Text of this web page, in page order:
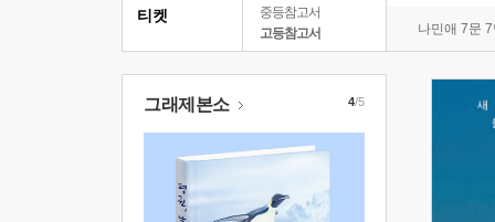
중등참고서
고등참고서
나민애 7문
티켓
그래제본소 4/5